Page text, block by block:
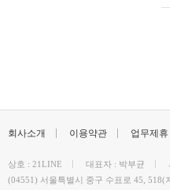
회사소개 이용약관 업무제휴
상호 : 21LINE 대표자 : 박부균
(04551) 서울특별시 중구 수표로 45, 518(